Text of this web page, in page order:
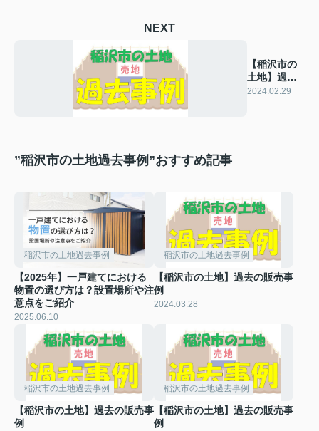
NEXT
【稲沢市の
土地】過去
の販売事例
2024.02.29
”稲沢市の土地過去事例”おすすめ記事
稲沢市の土地過去事例
【2025年】一戸建てにおける
物置の選び方は？設置場所や注
意点をご紹介
2025.06.10
稲沢市の土地過去事例
【稲沢市の土地】過去の販売事
例
2024.03.28
稲沢市の土地過去事例
【稲沢市の土地】過去の販売事
例
稲沢市の土地過去事例
【稲沢市の土地】過去の販売事
例